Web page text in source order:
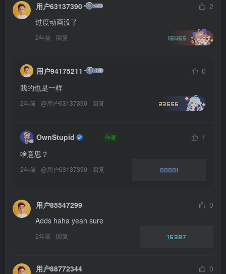
用户63137390
2
过度动画没了
2年前 回复 16465
用户94175211
0
我的也是一样
2年前 @用户63137390 回复 23656
OwnStupid
1
啥意思？
2年前 @用户63137390 回复 00001
用户85547299
0
Adds haha yeah sure
2年前 回复 16387
用户88772344
0